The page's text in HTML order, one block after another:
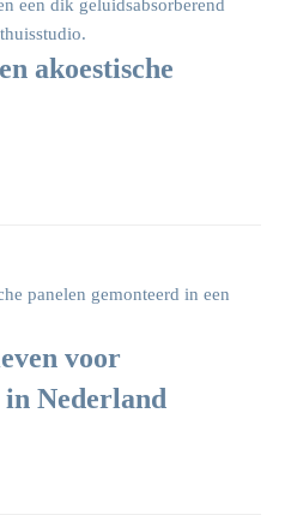
akoestische
voor
Nederland